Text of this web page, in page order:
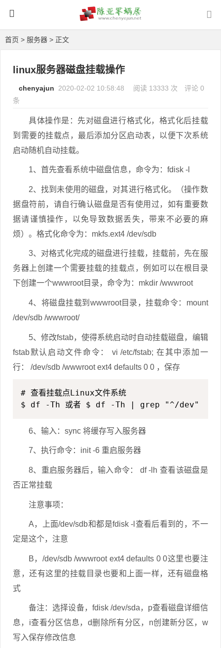
首页 > 服务器 > 正文
linux服务器磁盘挂载操作
chenyajun 2020-02-02 10:58:48 阅读 13333 次
评论 0
条
具体操作是：先对磁盘进行格式化，格式化后挂载
到需要的挂载点，最后添加分区启动表，以便下次系统
启动随机自动挂载。
1、首先查看系统中磁盘信息，命令为：fdisk -l
2、找到未使用的磁盘，对其进行格式化。（操作数
据盘符前，请自行确认磁盘是否有使用过，如有重要数
据请谨慎操作，以免导致数据丢失，带来不必要的麻
烦）。格式化命令为：mkfs.ext4 /dev/sdb
3、对格式化完成的磁盘进行挂载，挂载前，先在服
务器上创建一个需要挂载的挂载点，例如可以在根目录
下创建一个wwwroot目录，命令为：mkdir /wwwroot
4、将磁盘挂载到wwwroot目录，挂载命令：mount
/dev/sdb /wwwroot/
5、修改fstab，使得系统启动时自动挂载磁盘，编辑
fstab默认启动文件命令： vi /etc/fstab; 在其中添加一
行： /dev/sdb /wwwroot ext4 defaults 0 0 ，保存
# 查看挂载点Linux文件系统
$ df -Th 或者 $ df -Th | grep "^/dev"
6、输入：sync 将缓存写入服务器
7、执行命令：init -6 重启服务器
8、重启服务器后，输入命令： df -lh 查看该磁盘是
否正常挂载
注意事项：
A，上面/dev/sdb和都是fdisk -l查看后看到的，不一
定是这个，注意
B，/dev/sdb /wwwroot ext4 defaults 0 0这里也要注
意，还有这里的挂载目录也要和上面一样，还有磁盘格
式
备注：选择设备，fdisk /dev/sda，p查看磁盘详细信
息，i查看分区信息，d删除所有分区，n创建新分区，w
写入保存修改信息